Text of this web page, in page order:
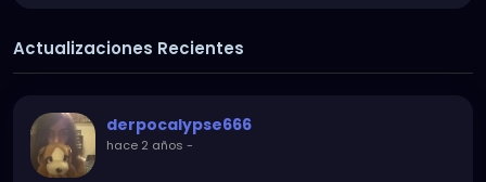
Actualizaciones Recientes
derpocalypse666
hace 2 años -